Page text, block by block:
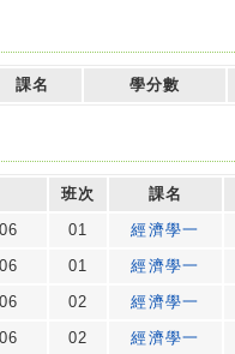
課名 學分數
班次
課名
01
經濟學一
01
經濟學一
02
經濟學一
02
經濟學一